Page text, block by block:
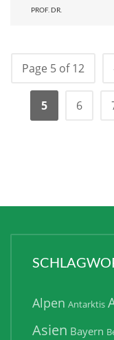
PROF. DR.
Page 5 of 12
5 6
Alpen Antarktis
Asien Bayern